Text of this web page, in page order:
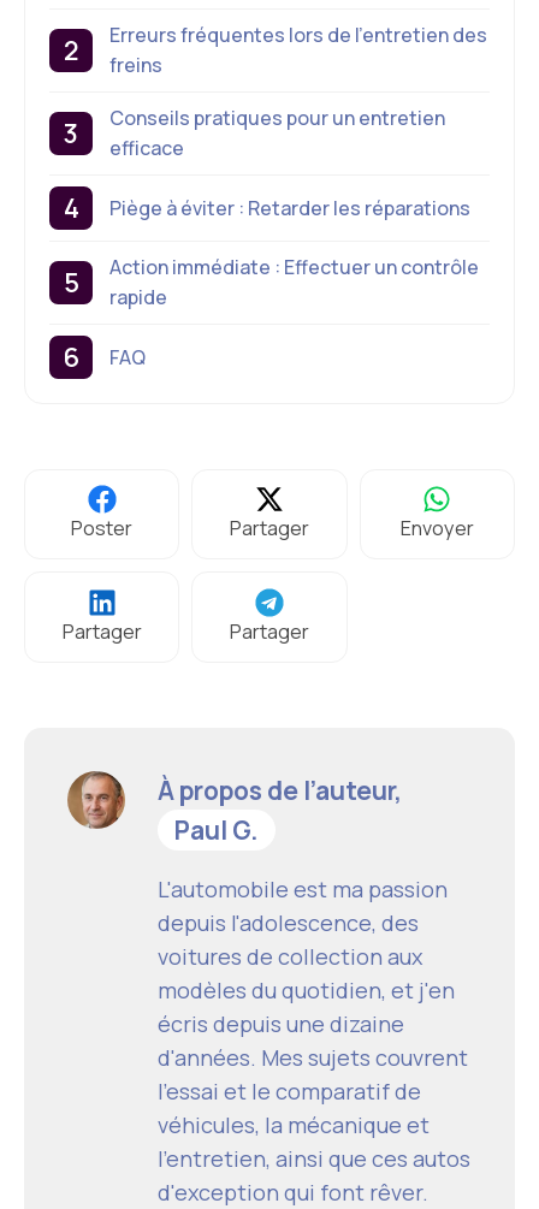
Erreurs fréquentes lors de l’entretien des
freins
Conseils pratiques pour un entretien
efficace
Piège à éviter : Retarder les réparations
Action immédiate : Effectuer un contrôle
rapide
FAQ
Poster Partager Envoyer
Partager Partager
À propos de l’auteur,
Paul G.
L'automobile est ma passion
depuis l'adolescence, des
voitures de collection aux
modèles du quotidien, et j'en
écris depuis une dizaine
d'années. Mes sujets couvrent
l'essai et le comparatif de
véhicules, la mécanique et
l'entretien, ainsi que ces autos
d'exception qui font rêver.